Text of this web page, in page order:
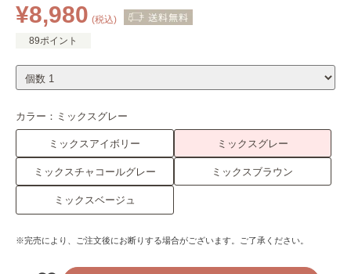
¥8,980 (税込)
89ポイント
カラー： ミックスグレー
ミックスアイボリー ミックスグレー
ミックスチャコールグレー ミックスブラウン
ミックスベージュ
※完売により、ご注文後にお断りする場合がございます。ご了承ください。